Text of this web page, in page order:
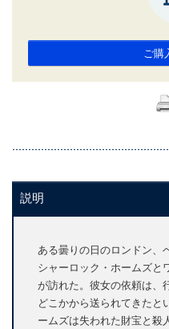
ご購
説明
ある曇りの日のロンドン、
シャーロック・ホームズと
が訪れた。彼女の依頼は、
どこかから送られてきたと
ームズは失われた財宝と殺